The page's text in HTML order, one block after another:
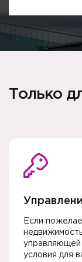
Только
Если
управляющей
условия для